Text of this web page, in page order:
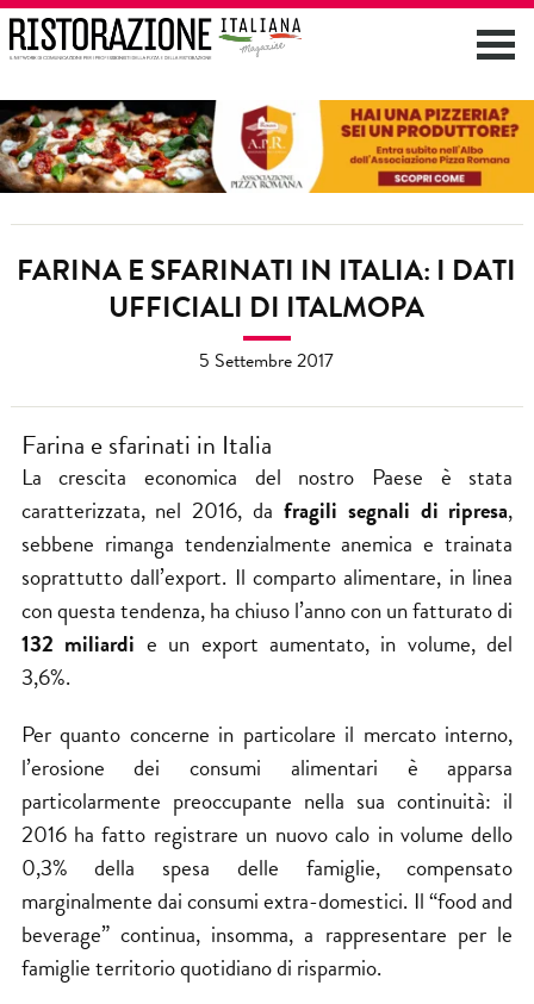
FARINA E SFARINATI IN ITALIA: I DATI
UFFICIALI DI ITALMOPA
5 Settembre 2017
Farina e sfarinati in Italia
La crescita economica del nostro Paese è stata
caratterizzata, nel 2016, da fragili segnali di ripresa,
sebbene rimanga tendenzialmente anemica e trainata
soprattutto dall’export. Il comparto alimentare, in linea
con questa tendenza, ha chiuso l’anno con un fatturato di
132 miliardi e un export aumentato, in volume, del
3,6%.
Per quanto concerne in particolare il mercato interno,
l’erosione dei consumi alimentari è apparsa
particolarmente preoccupante nella sua continuità: il
2016 ha fatto registrare un nuovo calo in volume dello
0,3% della spesa delle famiglie, compensato
marginalmente dai consumi extra-domestici. Il “food and
beverage” continua, insomma, a rappresentare per le
famiglie territorio quotidiano di risparmio.